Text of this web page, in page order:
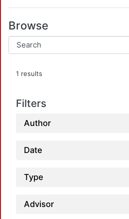
Browse
1 results
Filters
Author
Date
Type
Advisor